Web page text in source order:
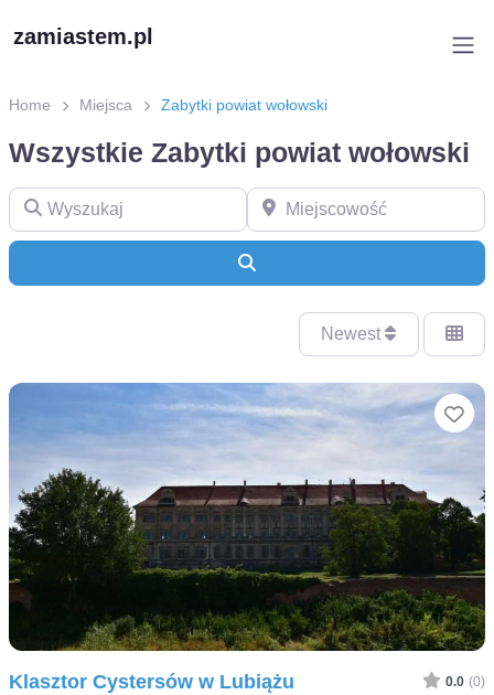
zamiastem.pl
Home Miejsca Zabytki powiat wołowski
Wszystkie Zabytki powiat wołowski
Wyszukaj Miejscowość
Newest
Klasztor Cystersów w Lubiążu 0.0 (0)